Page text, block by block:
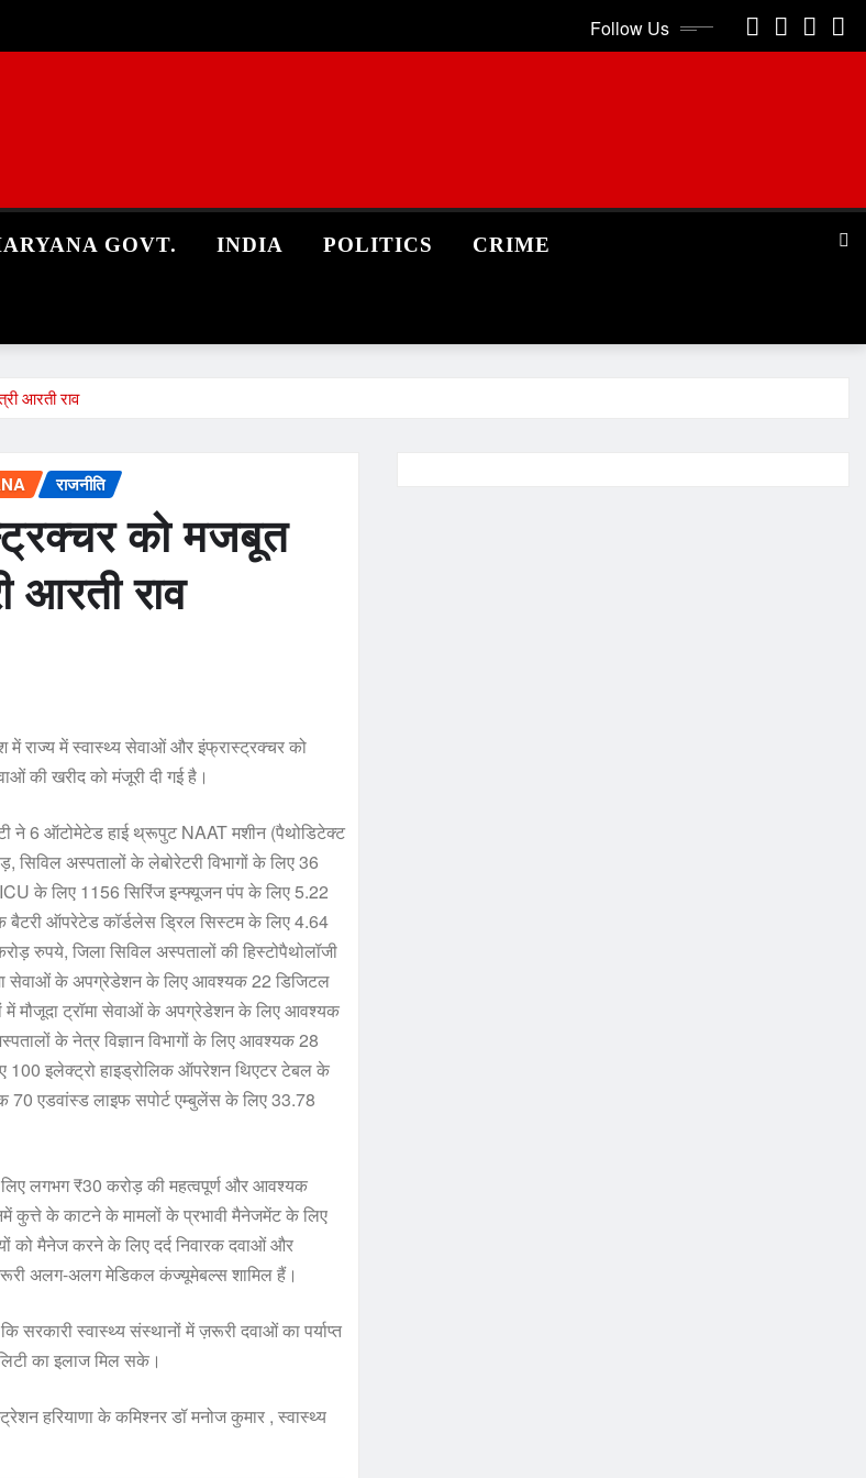
Follow Us
GOVT. INDIA POLITICS CRIME
आरती राव
राजनीति
को मजबूत
आरती राव
में राज्य में स्वास्थ्य सेवाओं और इंफ्रास्ट्रक्चर को
की खरीद को मंजूरी दी गई है।
ने 6 ऑटोमेटेड हाई थ्रूपुट NAAT मशीन (पैथोडिटेक्ट
अस्पतालों के लेबोरेटरी विभागों के लिए 36
के लिए 1156 सिरिंज इन्फ्यूजन पंप के लिए 5.22
ऑपरेटेड कॉर्डलेस ड्रिल सिस्टम के लिए 4.64
रुपये, जिला सिविल अस्पतालों की हिस्टोपैथोलॉजी
सेवाओं के अपग्रेडेशन के लिए आवश्यक 22 डिजिटल
में मौजूदा ट्रॉमा सेवाओं के अपग्रेडेशन के लिए आवश्यक
के नेत्र विज्ञान विभागों के लिए आवश्यक 28
100 इलेक्ट्रो हाइड्रोलिक ऑपरेशन थिएटर टेबल के
एडवांस्ड लाइफ सपोर्ट एम्बुलेंस के लिए 33.78
लगभग ₹30 करोड़ की महत्वपूर्ण और आवश्यक
कुत्ते के काटने के मामलों के प्रभावी मैनेजमेंट के लिए
को मैनेज करने के लिए दर्द निवारक दवाओं और
अलग-अलग मेडिकल कंज्यूमेबल्स शामिल हैं।
स्वास्थ्य संस्थानों में ज़रूरी दवाओं का पर्याप्त
का इलाज मिल सके।
हरियाणा के कमिश्नर डॉ मनोज कुमार , स्वास्थ्य